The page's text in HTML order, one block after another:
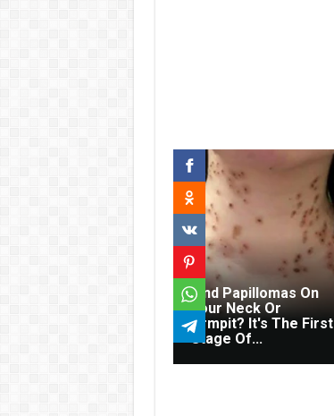
Find Papillomas On
Your Neck Or
Armpit? It's The First
Stage Of...